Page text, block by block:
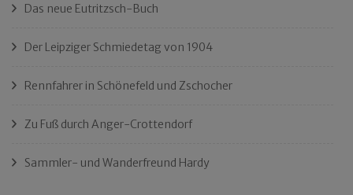
Das neue Eutritzsch-Buch
Der Leipziger Schmiedetag von 1904
Rennfahrer in Schönefeld und Zschocher
Zu Fuß durch Anger-Crottendorf
Sammler- und Wanderfreund Hardy